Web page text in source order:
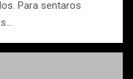
Para sentaros